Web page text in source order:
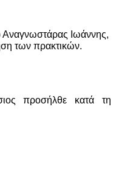
Αναγνωστάρας Ιωάννης,
των πρακτικών.
προσήλθε κατά τη